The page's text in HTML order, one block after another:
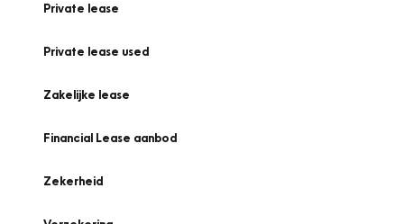
Private lease
Private lease used
Zakelijke lease
Financial Lease aanbod
Zekerheid